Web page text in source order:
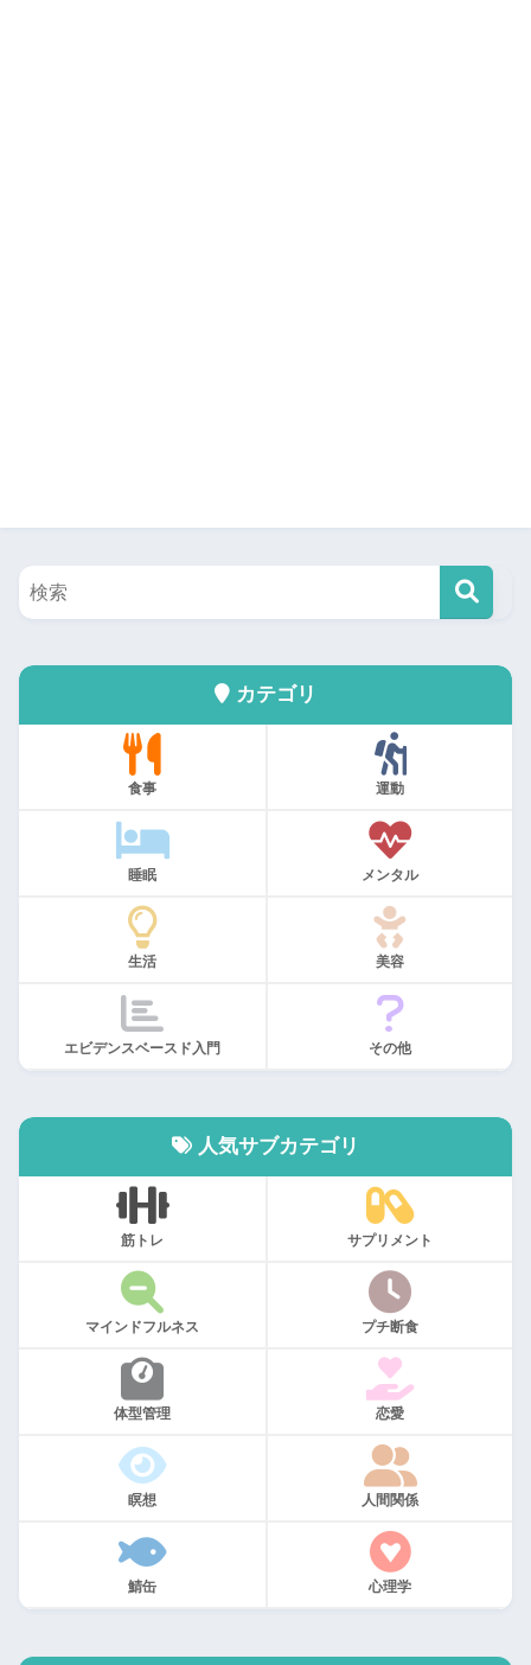
カテゴリ
食事 運動
睡眠 メンタル
生活 美容
エビデンスベースド入門 その他
人気サブカテゴリ
筋トレ サプリメント
マインドフルネス プチ断食
体型管理 恋愛
瞑想 人間関係
鯖缶 心理学